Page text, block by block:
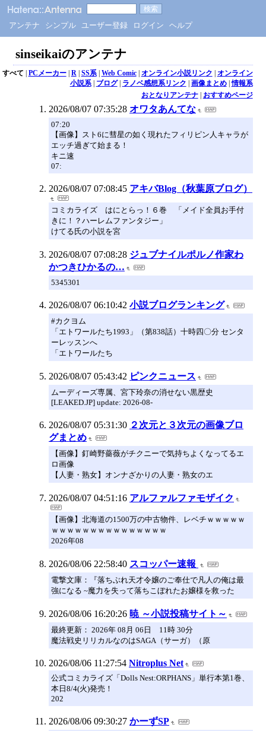
アンテナ シンプル ユーザー登録 ログイン ヘルプ
sinseikaiのアンテナ
すべて | PCメーカー| R| SS系| Web Comic| オンライン小説リンク | オンライン
小説系| ブログ| ラノベ感想系リンク | 画像まとめ|情報系
おとなりアンテナ| おすすめページ
2026/08/07 07:35:28 オワタあんてな
07:20
【画像】スト6に彗星の如く現れたフィリピン人キャラが
エッチ過ぎて始まる！
キニ速
07:
2026/08/07 07:08:45 アキバBlog（秋葉原ブログ）
コミカライズ はにとらっ！６巻 「メイド全員お手付
きに！？ハーレムファンタジー」
けてる氏の小説を宮
2026/08/07 07:08:28 ジュブナイルポルノ作家わ
かつきひかるの…
5345301
2026/08/07 06:10:42 小説ブログランキング
#カクヨム
「エトワールたち1993」（第838話）十時四〇分 センタ
ーレッスンへ
「エトワールたち
2026/08/07 05:43:42 ピンクニュース
ムーディーズ専属、宮下玲奈の消せない黒歴史
[LEAKED.JP] update: 2026-08-
2026/08/07 05:31:30 ２次元と３次元の画像ブロ
グまとめ
【画像】釘崎野薔薇がチクニーで気持ちよくなってるエ
ロ画像
【人妻・熟女】オンナざかりの人妻・熟女のエ
2026/08/07 04:51:16 アルファルファモザイク
【画像】北海道の1500万の中古物件、レベチｗｗｗｗｗ
ｗｗｗｗｗｗｗｗｗｗｗｗｗｗｗ
2026年08
2026/08/06 22:58:40 スコッパー速報
電撃文庫：『落ちぶれ天才令嬢のご奉仕で凡人の俺は最
強になる ~魔力を失って落ちこぼれたお嬢様を救った
2026/08/06 16:20:26 暁 ～小説投稿サイト～
最終更新： 2026年 08月 06日 11時 30分
魔法戦史リリカルなのはSAGA（サーガ）（原
2026/08/06 11:27:54 Nitroplus Net
公式コミカライズ「Dolls Nest:ORPHANS」単行本第1巻、
本日8/4(火)発売！
202
2026/08/06 09:30:27 かーずSP